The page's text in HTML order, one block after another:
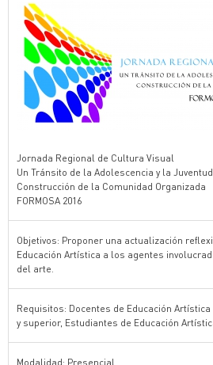
Jornada Regional de Cultura Visual
Un Tránsito de la Adolescencia y la
Construcción de la Comunidad Organizada
FORMOSA 2016
Objetivos: Proponer una actualización
Educación Artística a los agentes
del arte.
Requisitos: Docentes de Educación
y superior, Estudiantes de Educación
Modalidad: Presencial